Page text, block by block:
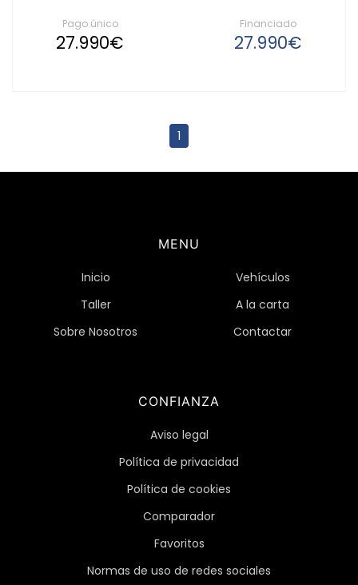
Pago único
27.990€
Financiado
27.990€
1
MENU
Inicio
Vehículos
Taller
A la carta
Sobre Nosotros
Contactar
CONFIANZA
Aviso legal
Política de privacidad
Política de cookies
Comparador
Favoritos
Normas de uso de redes sociales